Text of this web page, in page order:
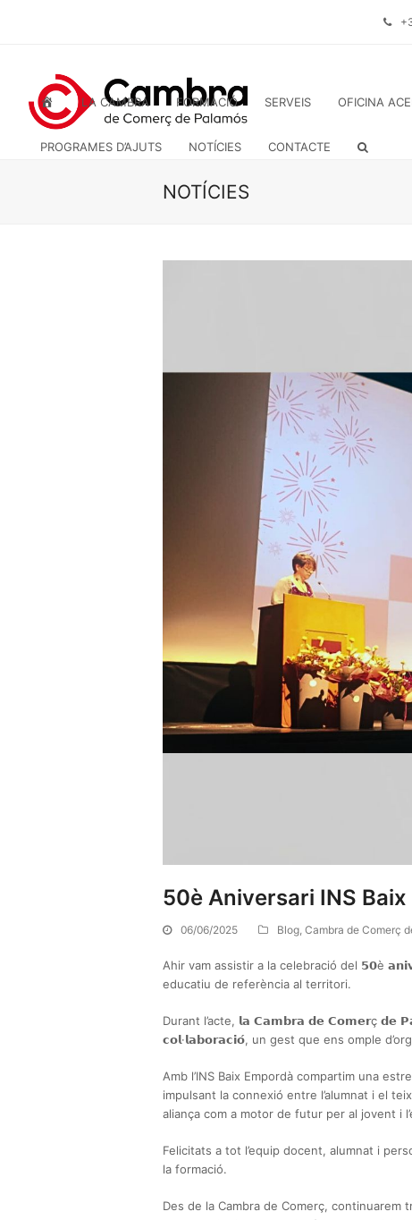
INICI LA CAMBRA FORMACIÓ SERVEIS OFICINA
PROGRAMES D’AJUTS NOTÍCIES CONTACTE
NOTÍCIES
50è Aniversari INS
06/06/2025 Blog, Cambra de Comerç
Ahir vam assistir a la celebració del 𝟱𝟬è
educatiu de referència al territori.
Durant l’acte, 𝗹𝗮 𝗖𝗮𝗺𝗯𝗿𝗮 𝗱𝗲 𝗖𝗼𝗺𝗲𝗿ç 𝗱𝗲
𝗰𝗼𝗹·𝗹𝗮𝗯𝗼𝗿𝗮𝗰𝗶𝗼́, un gest que ens omple
Amb l’INS Baix Empordà compartim una
impulsant la connexió entre l’alumnat i el
aliança com a motor de futur per al jovent i
Felicitats a tot l’equip docent, alumnat i
la formació.
Des de la Cambra de Comerç,